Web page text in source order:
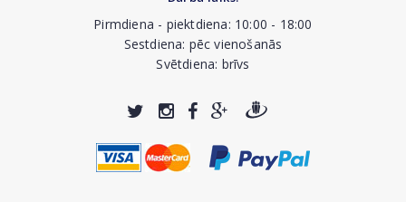
Pirmdiena - piektdiena: 10:00 - 18:00
Sestdiena: pēc vienošanās
Svētdiena: brīvs